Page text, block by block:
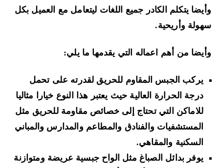
يتكلم الكادر جميع اللغات ليتعامل مع العميل بكل
وأريحية.
من أهم اعماله التي يقدمها ما يلي:
يركب الجبس المقاوم للحريق لقدرته على تحمل
درجة الحرارة العالية حيث يعتبر هذا النوع خيارا مثاليا
للاماكن التي تحتاج إلى خصائص مقاومة للحريق مثل
المستشفيات والفنادق والمطاعم والمدارس والمباني
السكنية والمقاهي.
يوفر بدائل الصباغ مثل الواح جبسية عريضة ومتوازنة